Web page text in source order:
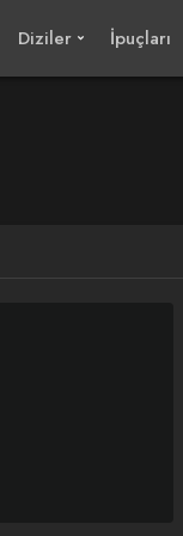
Diziler İpuçları